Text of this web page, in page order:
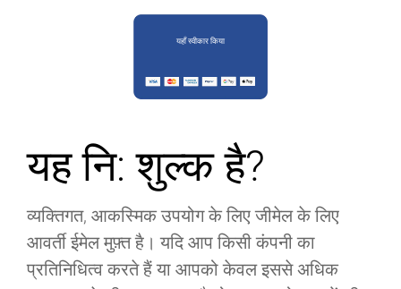
यहाँ स्वीकार किया
यह नि: शुल्क है?
व्यक्तिगत, आकस्मिक उपयोग के लिए जीमेल के लिए
आवर्ती ईमेलमुफ़्तहै। यदि आप किसी कंपनी का
प्रतिनिधित्व करते हैं या आपको केवल इससे अधिक